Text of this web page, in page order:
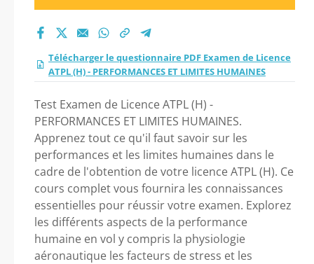
Télécharger le questionnaire PDF Examen de Licence
ATPL (H) - PERFORMANCES ET LIMITES HUMAINES
Test Examen de Licence ATPL (H) -
PERFORMANCES ET LIMITES HUMAINES.
Apprenez tout ce qu'il faut savoir sur les
performances et les limites humaines dans le
cadre de l'obtention de votre licence ATPL (H). Ce
cours complet vous fournira les connaissances
essentielles pour réussir votre examen. Explorez
les différents aspects de la performance
humaine en vol y compris la physiologie
aéronautique les facteurs de stress et les